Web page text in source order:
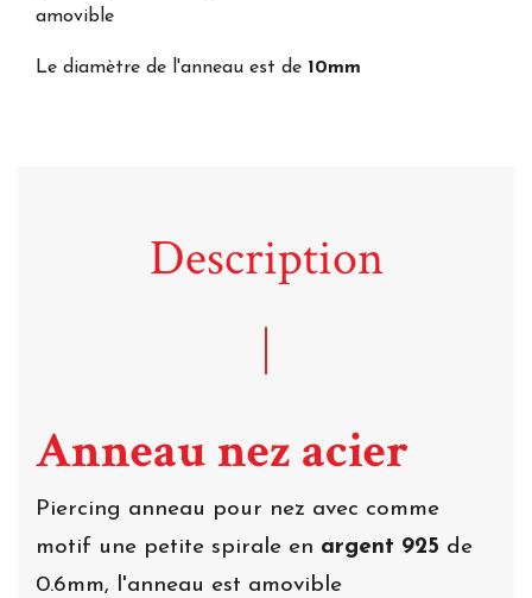
amovible
Le diamètre de l'anneau est de 10mm
Description
Anneau nez acier
Piercing anneau pour nez avec comme
motif une petite spirale en argent 925 de
0.6mm, l'anneau est amovible